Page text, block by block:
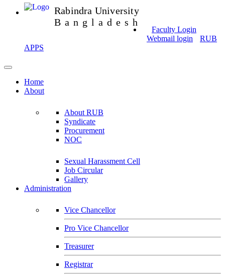
Rabindra University
Bangladesh
Faculty Login
Webmail login
RUB
APPS
Home
About
About RUB
Syndicate
Procurement
NOC
Sexual Harassment Cell
Job Circular
Gallery
Administration
Vice Chancellor
Pro Vice Chancellor
Treasurer
Registrar